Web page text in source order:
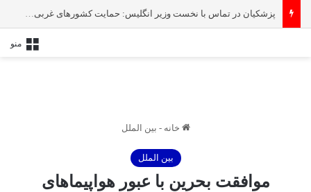
پزشکیان در تماس با نخست‌ وزیر انگلیس: حمایت کشور‌های غربی از رژیم صهیونیستی امنیت منطقه و جهان را به خطر انداخته است
منو
خانه - بین الملل
بین الملل
موافقت بحرین با عبور هواپیماهای